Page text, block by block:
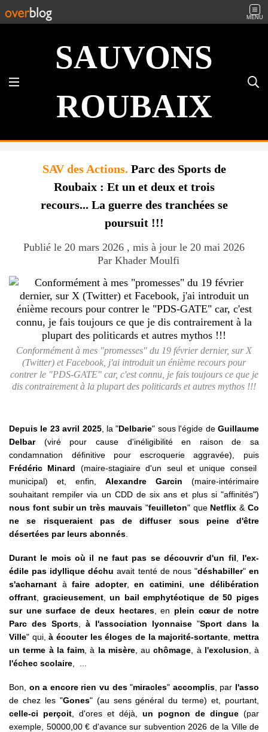
MENU
SAUVONS
ROUBAIX
SAV des Actions. Parc des Sports de
Roubaix : Et un et deux et trois
recours... La guerre des tranchées se
poursuit !!!
Publié le 20 mars 2026 , mis à jour le 20 mai 2026
Par Khader Moulfi
Conformément à mes "promesses" du 19 février dernier, sur X
(Twitter) et Facebook, j'ai introduit un énième recours pour
contrer le "PDS-GATE" car, c'est connu, je fais toujours ce que je
dis contrairement à la plupart des politicards et autres mythos !!!
Depuis le 23 avril 2025, la "Delbarie" sous l'égide deGuillaume
Delbar(viré pour cause d'inéligibilité en raison de sa
condamnation définitive pour escroquerie aggravée), puis
Frédéric Minard (maire-stagiaire d'un seul et unique conseil
municipal) et, enfin, Alexandre Garcin (maire-intérimaire
souhaitant rempiler via un CDD de six ans et plus si "affinités")
nous font subir un très mauvais "feuilleton" que Netflix& Co
ne se risqueraient pas de diffuser sous peine d'être
désertées par leurs abonnés
Durant le mois où il ne faut pas se découvrir d'un fil
l'ex-
édile pas idyllique déchu avait tenté de nous "déshabiller"en
s'acharnant àfaire adopter,en catimini ,une délibération
offrant
gracieusement,un bail emphytéotique de 50 piges
sur une surface de deux hectares, en plein cœur de notre
Parc des Sports
à l'association lyonnaise "Sport dans la
Ville" qui,à écouter les éloges de la majorité-sortante
mettra
un terme à la faim , à la misère, auchômage , à l'exclusion , à
l'échec scolaire
Bon, on a encore rien vu des"miracles" accomplis, par l'asso
de chez les "Gones" (au sens général du terme) et, pourtant,
celle-ci perçoit , d'ores et déjà, un pognon de dingue (par
exemple, 50000,00 € d'avance sur subvention 2026 de la Ville de